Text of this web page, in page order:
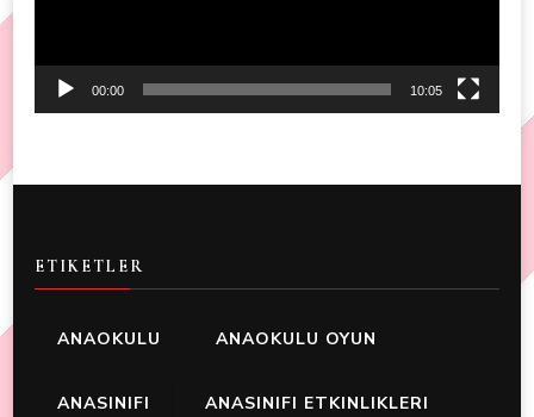
00:00 10:05
ETIKETLER
ANAOKULU ANAOKULU OYUN
ANASINIFI ANASINIFI ETKINLIKLERI